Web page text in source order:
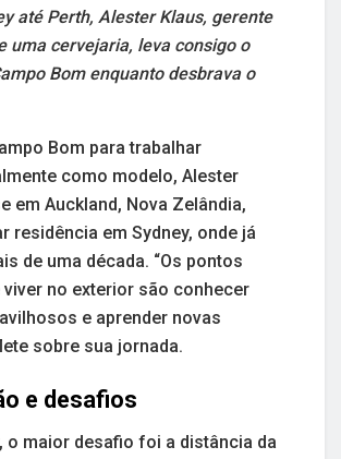
até Perth, Alester Klaus, gerente
uma cervejaria, leva consigo o
Bom enquanto desbrava o
Bom para trabalhar
como modelo, Alester
em Auckland, Nova Zelândia,
residência em Sydney, onde já
de uma década. “Os pontos
no exterior são conhecer
e aprender novas
sobre sua jornada.
e desafios
o maior desafio foi a distância da